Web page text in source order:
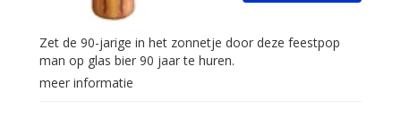
Zet de 90-jarige in het zonnetje door deze feestpop
man op glas bier 90 jaar te huren.
meer informatie